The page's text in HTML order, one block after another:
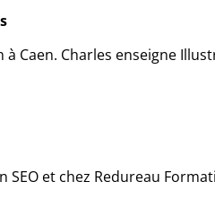
Caen. Charles enseigne
SEO et chez Redureau